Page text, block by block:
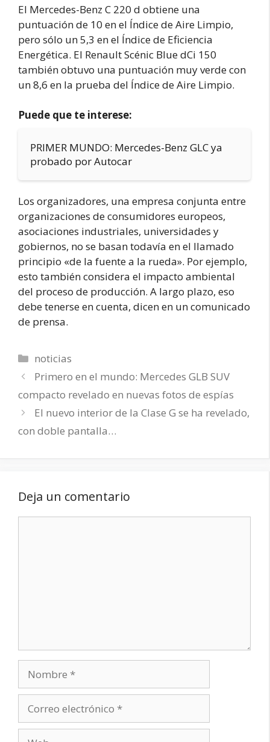
El Mercedes-Benz C 220 d obtiene una
puntuación de 10 en el Índice de Aire Limpio,
pero sólo un 5,3 en el Índice de Eficiencia
Energética. El Renault Scénic Blue dCi 150
también obtuvo una puntuación muy verde con
un 8,6 en la prueba del Índice de Aire Limpio.
Puede que te interese:
PRIMER MUNDO: Mercedes-Benz GLC ya
probado por Autocar
Los organizadores, una empresa conjunta entre
organizaciones de consumidores europeos,
asociaciones industriales, universidades y
gobiernos, no se basan todavía en el llamado
principio «de la fuente a la rueda». Por ejemplo,
esto también considera el impacto ambiental
del proceso de producción. A largo plazo, eso
debe tenerse en cuenta, dicen en un comunicado
de prensa.
Categorías
noticias
Primero en el mundo: Mercedes GLB SUV
compacto revelado en nuevas fotos de espías
El nuevo interior de la Clase G se ha revelado,
con doble pantalla…
Deja un comentario
electrónico